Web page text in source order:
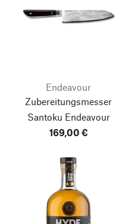
Endeavour
Zubereitungsmesser
Santoku Endeavour
169,00 €